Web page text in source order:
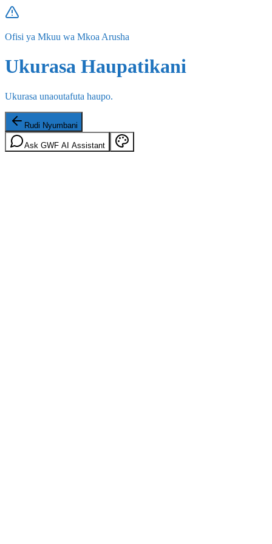
Ofisi ya Mkuu wa Mkoa Arusha
Ukurasa Haupatikani
Ukurasa unaoutafuta haupo.
Rudi Nyumbani
Ask GWF AI Assistant